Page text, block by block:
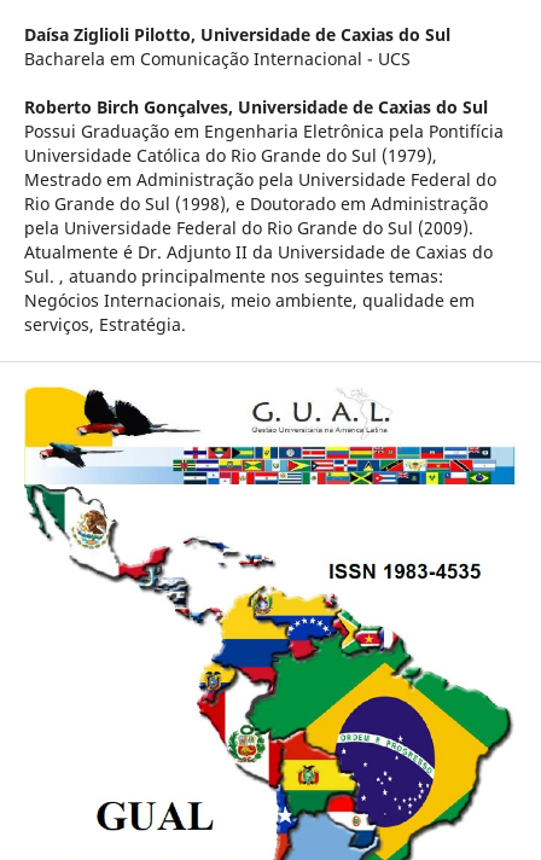
Daísa Ziglioli Pilotto, Universidade de Caxias do Sul
Bacharela em Comunicação Internacional - UCS
Roberto Birch Gonçalves, Universidade de Caxias do Sul
Possui Graduação em Engenharia Eletrônica pela Pontifícia
Universidade Católica do Rio Grande do Sul (1979),
Mestrado em Administração pela Universidade Federal do
Rio Grande do Sul (1998), e Doutorado em Administração
pela Universidade Federal do Rio Grande do Sul (2009).
Atualmente é Dr. Adjunto II da Universidade de Caxias do
Sul. , atuando principalmente nos seguintes temas:
Negócios Internacionais, meio ambiente, qualidade em
serviços, Estratégia.